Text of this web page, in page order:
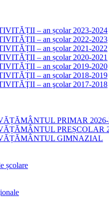
– an școlar 2023-2024
– an școlar 2022-2023
– an școlar 2021-2022
– an școlar 2020-2021
– an școlar 2019-2020
– an școlar 2018-2019
– an şcolar 2017-2018
PRIMAR 2026-
PREȘCOLAR
GIMNAZIAL
școlare